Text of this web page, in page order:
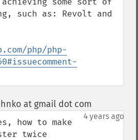
such as: Revolt and
php/php-
at gmail dot com
4 years ago
how to make
twice